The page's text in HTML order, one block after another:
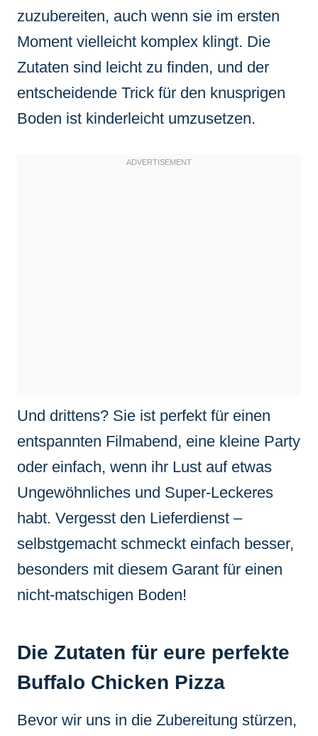
zuzubereiten, auch wenn sie im ersten
Moment vielleicht komplex klingt. Die
Zutaten sind leicht zu finden, und der
entscheidende Trick für den knusprigen
Boden ist kinderleicht umzusetzen.
Und drittens? Sie ist perfekt für einen
entspannten Filmabend, eine kleine Party
oder einfach, wenn ihr Lust auf etwas
Ungewöhnliches und Super-Leckeres
habt. Vergesst den Lieferdienst –
selbstgemacht schmeckt einfach besser,
besonders mit diesem Garant für einen
nicht-matschigen Boden!
Die Zutaten für eure perfekte
Buffalo Chicken Pizza
Bevor wir uns in die Zubereitung stürzen,